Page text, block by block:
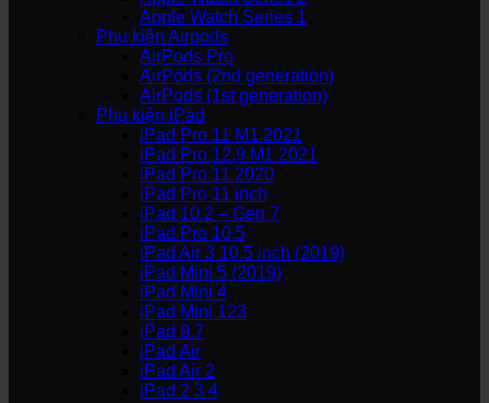
Apple Watch Series 1
Phụ kiện Airpods
AirPods Pro
AirPods (2nd generation)
AirPods (1st generation)
Phụ kiện iPad
iPad Pro 11 M1 2021
iPad Pro 12.9 M1 2021
iPad Pro 11 2020
iPad Pro 11 inch
iPad 10.2 – Gen 7
iPad Pro 10.5
iPad Air 3 10.5 inch (2019)
iPad Mini 5 (2019)
iPad Mini 4
iPad Mini 123
iPad 9.7
iPad Air
iPad Air 2
iPad 2 3 4